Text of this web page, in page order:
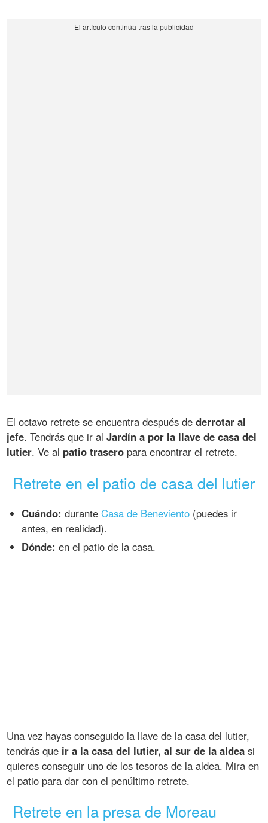
El octavo retrete se encuentra después dederrotar al
jefe. Tendrás que ir alJardín a por la llave de casa del
lutier. Ve al patio trasero para encontrar el retrete.
Retrete en el patio de casa del lutier
Cuándo: duranteCasa de Beneviento (puedes ir
antes, en realidad).
Dónde: en el patio de la casa.
Una vez hayas conseguido la llave de la casa del lutier,
tendrás que ir a la casa del lutier, al sur de la aldea si
quieres conseguir uno de los tesoros de la aldea. Mira en
el patio para dar con el penúltimo retrete.
Retrete en la presa de Moreau